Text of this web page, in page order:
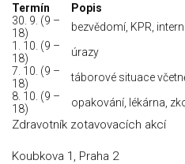
Termín
Popis
30. 9. (9 –
18)
bezvědomí, KPR,
1. 10. (9 –
18)
úrazy
7. 10. (9 –
18)
táborové situace
8. 10. (9 –
18)
opakování, lékárna,
Zdravotník zotavovacích akcí
Koubkova 1, Praha 2